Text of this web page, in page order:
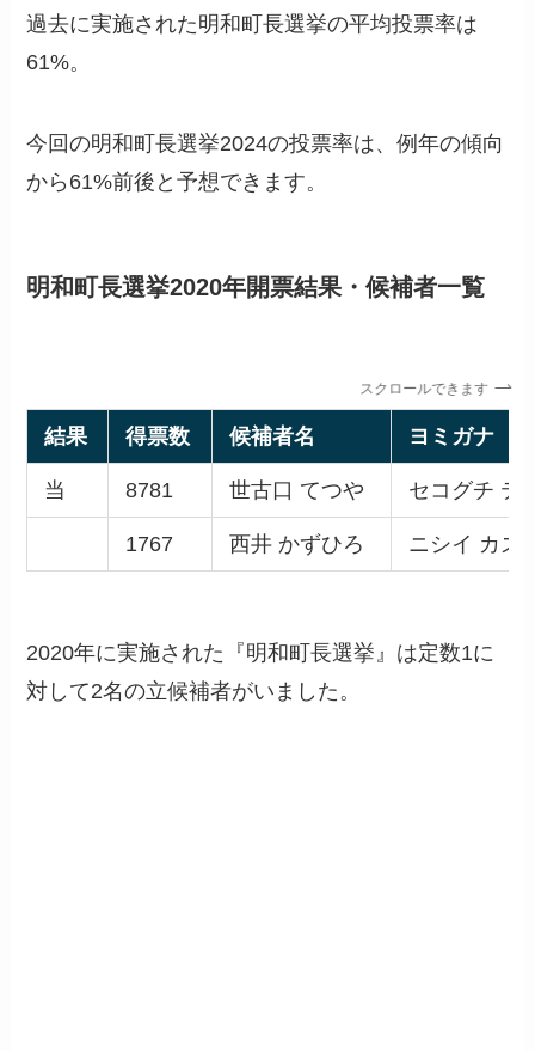
過去に実施された明和町長選挙の平均投票率は
61%。
今回の明和町長選挙2024の投票率は、例年の傾向
から61%前後と予想できます。
明和町長選挙2020年開票結果・候補者一覧
スクロールできます
結果 得票数 候補者名 ヨミガナ
当 8781 世古口 てつや セコグチ テ
1767 西井 かずひろ ニシイ カズ
2020年に実施された『明和町長選挙』は定数1に
対して2名の立候補者がいました。